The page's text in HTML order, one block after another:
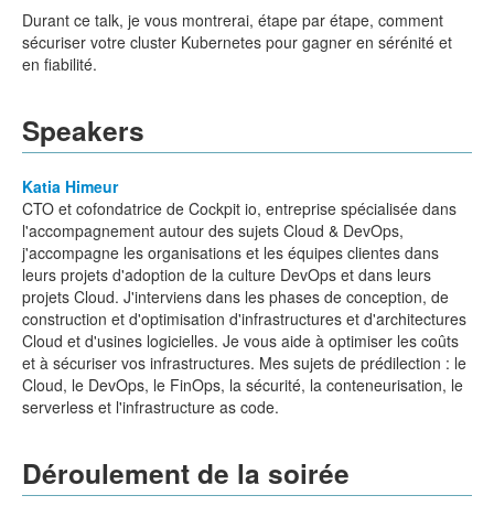
Durant ce talk, je vous montrerai, étape par étape, comment
sécuriser votre cluster Kubernetes pour gagner en sérénité et
en fiabilité.
Speakers
Katia Himeur
CTO et cofondatrice de Cockpit io, entreprise spécialisée dans
l'accompagnement autour des sujets Cloud & DevOps,
j'accompagne les organisations et les équipes clientes dans
leurs projets d'adoption de la culture DevOps et dans leurs
projets Cloud. J'interviens dans les phases de conception, de
construction et d'optimisation d'infrastructures et d'architectures
Cloud et d'usines logicielles. Je vous aide à optimiser les coûts
et à sécuriser vos infrastructures. Mes sujets de prédilection : le
Cloud, le DevOps, le FinOps, la sécurité, la conteneurisation, le
serverless et l'infrastructure as code.
Déroulement de la soirée